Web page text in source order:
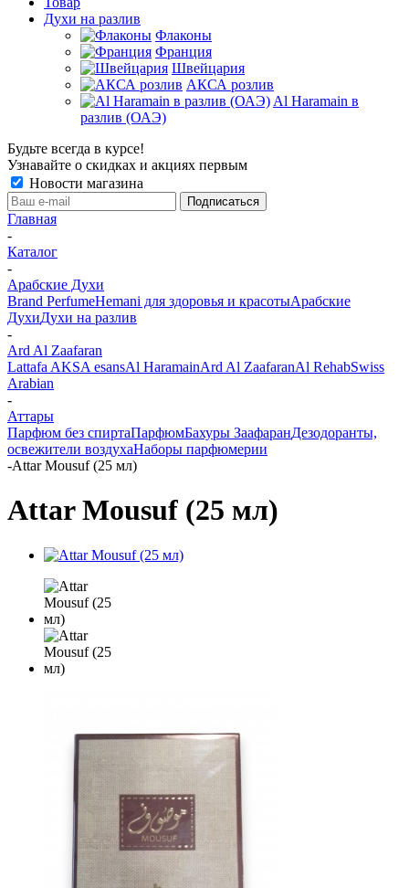
Духи на разлив
Флаконы
Франция
Швейцария
АКСА розлив
Al Haramain в
разлив (ОАЭ)
Будьте всегда в курсе!
Узнавайте о скидках и акциях первым
Новости магазина
Главная
-
Каталог
-
Арабские Духи
Brand PerfumeHemani для здоровья и красотыАрабские
ДухиДухи на разлив
-
Ard Al Zaafaran
Lattafa AKSA esansAl HaramainArd Al ZaafaranAl RehabSwiss
Arabian
-
Аттары
Парфюм без спиртаПарфюмБахуры ЗаафаранДезодоранты,
освежители воздухаНаборы парфюмерии
-Attar Mousuf (25 мл)
Attar Mousuf (25 мл)